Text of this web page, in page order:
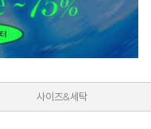
사이즈&세탁